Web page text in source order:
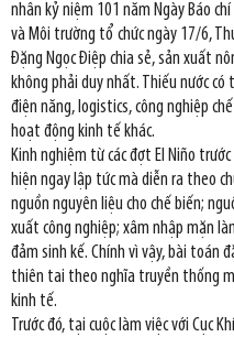
nhân kỷ niệm 101 năm Ngày Báo
và Môi trường tổ chức ngày 17/6,
Đặng Ngọc Điệp chia sẻ, sản xuất
không phải duy nhất. Thiếu nước
điện năng, logistics, công nghiệp
hoạt động kinh tế khác.
Kinh nghiệm từ các đợt El Niño
hiện ngay lập tức mà diễn ra theo
nguồn nguyên liệu cho chế biến;
xuất công nghiệp; xâm nhập mặn
đảm sinh kế. Chính vì vậy, bài toán
thiên tai theo nghĩa truyền thống
kinh tế.
Trước đó, tại cuộc làm việc với Cục